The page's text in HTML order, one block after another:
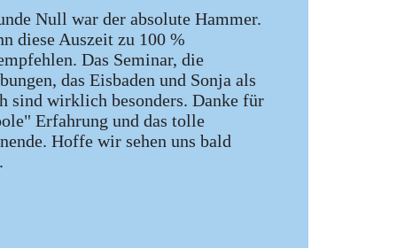
Null war der absolute Hammer.
diese Auszeit zu 100 %
Das Seminar, die
das Eisbaden und Sonja als
sind wirklich besonders. Danke für
Erfahrung und das tolle
Hoffe wir sehen uns bald